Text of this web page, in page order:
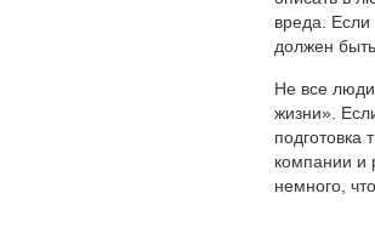
вреда.
должен
Не все люди
жизни».
подготовка
компании и
немного,